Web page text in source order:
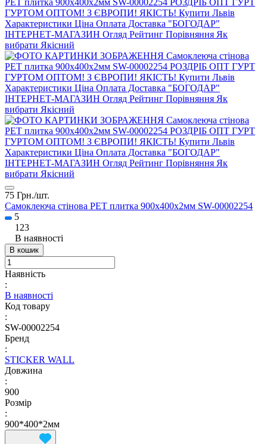
75 Грн./шт.
Самоклеюча стінова PET плитка 900х400х2мм SW-00002254
5
123
В наявності
В кошик
Наявність
:
В наявності
Код товару
:
SW-00002254
Бренд
:
STICKER WALL
Довжина
:
900
Розмір
:
900*400*2мм